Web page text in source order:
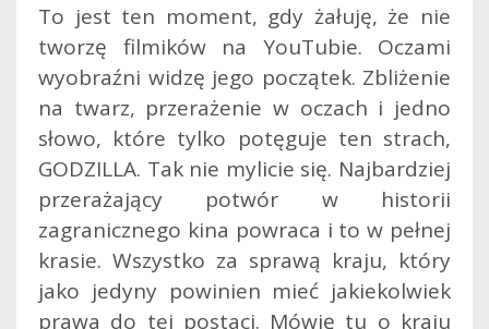
To jest ten moment, gdy żałuję, że nie
tworzę filmików na YouTubie. Oczami
wyobraźni widzę jego początek. Zbliżenie
na twarz, przerażenie w oczach i jedno
słowo, które tylko potęguje ten strach,
GODZILLA. Tak nie mylicie się. Najbardziej
przerażający potwór w historii
zagranicznego kina powraca i to w pełnej
krasie. Wszystko za sprawą kraju, który
jako jedyny powinien mieć jakiekolwiek
prawa do tej postaci. Mówię tu o kraju